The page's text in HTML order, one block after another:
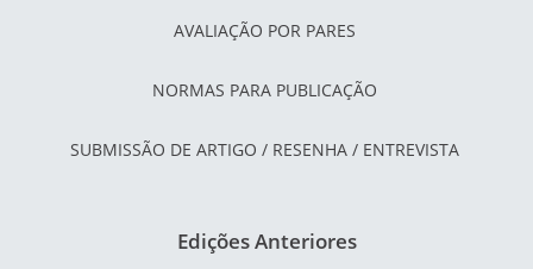
AVALIAÇÃO POR PARES
NORMAS PARA PUBLICAÇÃO
SUBMISSÃO DE ARTIGO / RESENHA / ENTREVISTA
Edições Anteriores